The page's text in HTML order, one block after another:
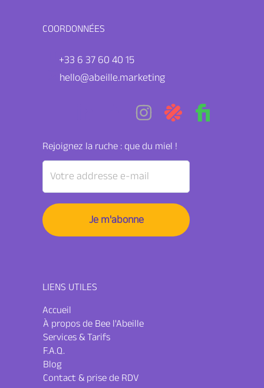
COORDONNÉES
+33 6 37 60 40 15
hello@abeille.marketing
Rejoignez la ruche : que du miel !
LIENS UTILES
Accueil
À propos de Bee l'Abeille
Services & Tarifs
F.A.Q.
Blog
Contact & prise de RDV